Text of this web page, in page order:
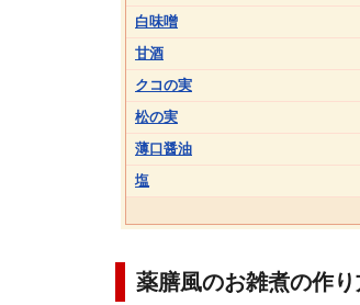
白味噌
甘酒
クコの実
松の実
薄口醤油
塩
薬膳風のお雑煮の作